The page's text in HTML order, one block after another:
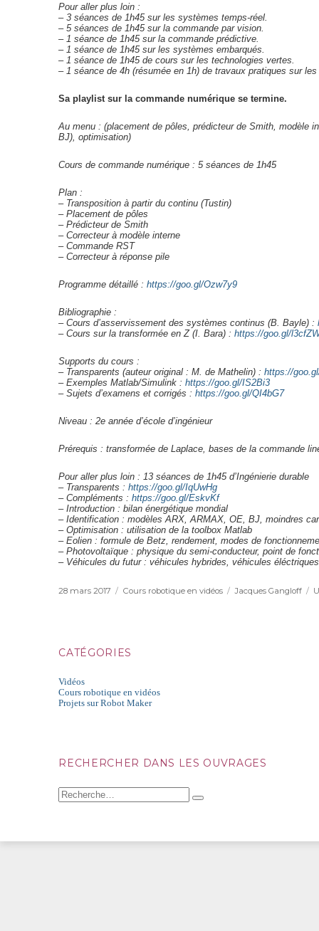
Pour aller plus loin :
– 3 séances de 1h45 sur les systèmes temps-réel.
– 5 séances de 1h45 sur la commande par vision.
– 1 séance de 1h45 sur la commande prédictive.
– 1 séance de 1h45 sur les systèmes embarqués.
– 1 séance de 1h45 de cours sur les technologies vertes.
– 1 séance de 4h (résumée en 1h) de travaux pratiques sur
Sa playlist sur la commande numérique se termine.
Au menu :(placement de pôles, prédicteur de Smith, modèle
BJ), optimisation)
Cours de commande numérique : 5 séances de 1h45
Plan :
– Transposition à partir du continu (Tustin)
– Placement de pôles
– Prédicteur de Smith
– Correcteur à modèle interne
– Commande RST
– Correcteur à réponse pile
Programme détaillé :https://goo.gl/Ozw7y9
Bibliographie :
– Cours d’asservissement des systèmes continus (B. Bayle) :
– Cours sur la transformée en Z (I. Bara) :https://goo.gl/
Supports du cours :
– Transparents (auteur original : M. de Mathelin) :https://
– Exemples Matlab/Simulink :https://goo.gl/IS2Bi3
– Sujets d’examens et corrigés :https://goo.gl/QI4bG7
Niveau : 2e année d’école d’ingénieur
Prérequis : transformée de Laplace, bases de la commande
Pour aller plus loin : 13 séances de 1h45 d’Ingénierie durable
– Transparents :https://goo.gl/IqUwHg
– Compléments :https://goo.gl/EskvKf
– Introduction : bilan énergétique mondial
– Identification : modèles ARX, ARMAX, OE, BJ, moindres
– Optimisation : utilisation de la toolbox Matlab
– Eolien : formule de Betz, rendement, modes de
– Photovoltaïque : physique du semi-conducteur, point de
– Véhicules du futur : véhicules hybrides, véhicules éléctriques
Publié
28 mars 2017 Catégories
Cours robotique en vidéos Étiquettes
Jacques Gangloff
CATÉGORIES
Vidéos
Cours robotique en vidéos
Projets sur Robot Maker
RECHERCHER DANS LES OUVRAGES
Recherche
pour
Recherche